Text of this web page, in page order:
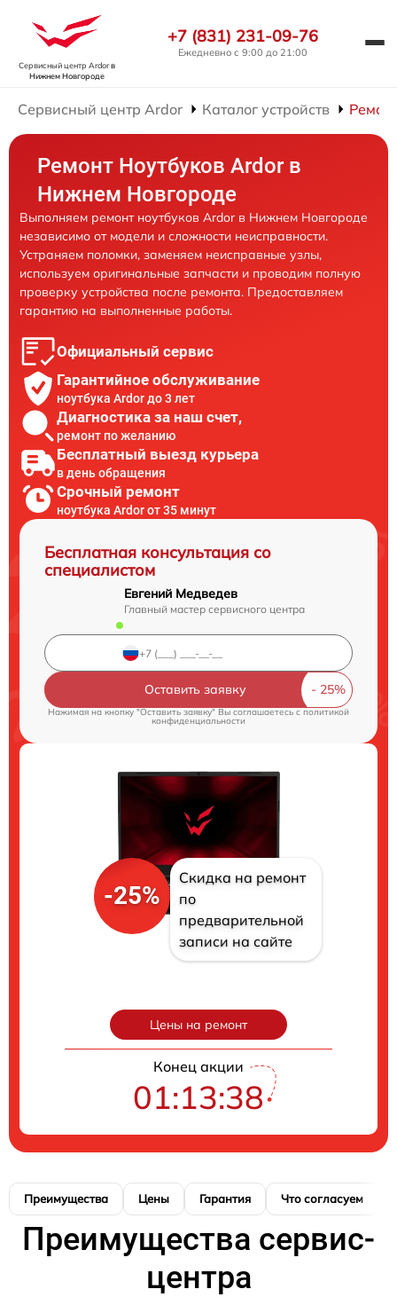
Сервисный центр Ardorв
Нижнем Новгороде
+7 (831) 231-09-76
Ежедневно с 9:00 до 21:00
Сервисный центр Ardor Каталог устройств
Ремонт Ноутбуков Ardor в
Нижнем Новгороде
Выполняем ремонт ноутбуков Ardor в Нижнем Новгороде
независимо от модели и сложности неисправности.
Устраняем поломки, заменяем неисправные узлы,
используем оригинальные запчасти и проводим полную
проверку устройства после ремонта. Предоставляем
гарантию на выполненные работы.
Официальный сервис
Гарантийное обслуживание
ноутбука Ardor до 3 лет
Диагностика за наш счет,
ремонт по желанию
Бесплатный выезд курьера
в день обращения
Срочный ремонт
ноутбука Ardor от 35 минут
Бесплатная консультация со
специалистом
Евгений Медведев
Главный мастер сервисного центра
Оставить заявку
Нажимая на кнопку "Оставить заявку" Вы соглашаетесь cполитикой
конфиденциальности
-25%
Скидка на ремонт
по
предварительной
записи на сайте
Цены на ремонт
Конец акции
01:13:37
Преимущества Цены Гарантия Что согласуем
Преимущества сервис-
центра